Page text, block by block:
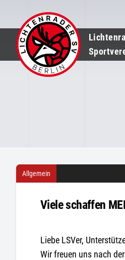
Allgemein
Viele schaffen
Liebe LSVer,
Wir freuen uns nach